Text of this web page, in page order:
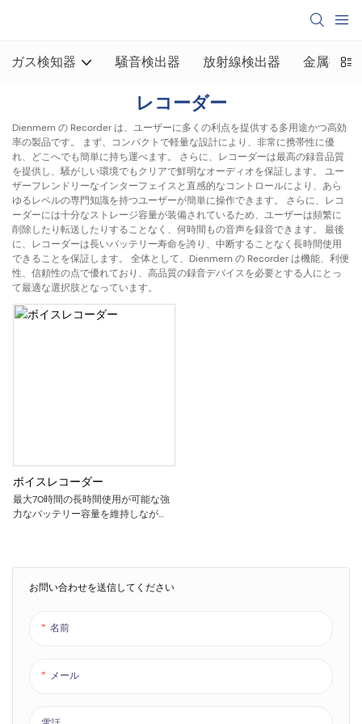
ガス検知器 騒音検出器 放射線検出器 金属探知
レコーダー
Dienmern の Recorder は、ユーザーに多くの利点を提供する多用途かつ高効
率の製品です。 まず、コンパクトで軽量な設計により、非常に携帯性に優
れ、どこへでも簡単に持ち運べます。 さらに、レコーダーは最高の録音品質
を提供し、騒がしい環境でもクリアで鮮明なオーディオを保証します。 ユー
ザーフレンドリーなインターフェイスと直感的なコントロールにより、あら
ゆるレベルの専門知識を持つユーザーが簡単に操作できます。 さらに、レコ
ーダーには十分なストレージ容量が装備されているため、ユーザーは頻繁に
削除したり転送したりすることなく、何時間もの音声を録音できます。 最後
に、レコーダーは長いバッテリー寿命を誇り、中断することなく長時間使用
できることを保証します。 全体として、Dienmern の Recorder は機能、利便
性、信頼性の点で優れており、高品質の録音デバイスを必要とする人にとっ
て最適な選択肢となっています。
お問い合わせを送信してください
名前
メール
ボイスレコーダー
最大70時間の長時間使用が可能な強
力なバッテリー容量を維持しなが
ト内蔵のミニ軽量サイズで、教室、
オフィス、ビジネス会議の記録など